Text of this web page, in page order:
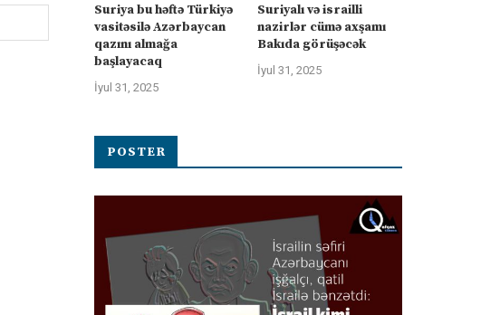
Suriya bu həftə Türkiyə
vasitəsilə Azərbaycan
qazını almağa
başlayacaq
İyul 31, 2025
Suriyalı və israilli
nazirlər cümə axşamı
Bakıda görüşəcək
İyul 31, 2025
POSTER